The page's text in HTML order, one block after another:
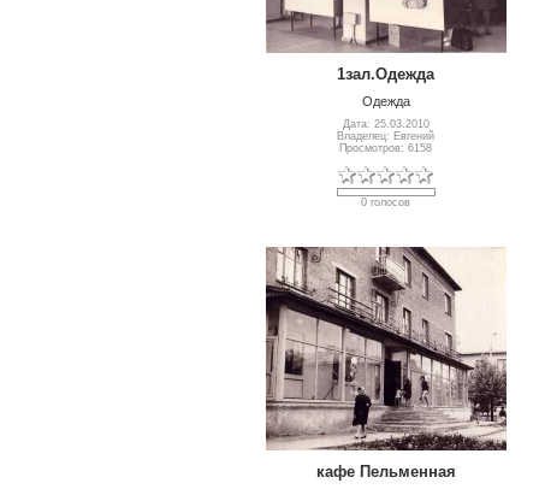
1зал.Одежда
Одежда
Дата: 25.03.2010
Владелец: Евгений
Просмотров: 6158
0 голосов
кафе Пельменная